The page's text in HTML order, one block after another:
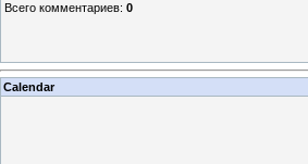
Всего комментариев: 0
Calendar